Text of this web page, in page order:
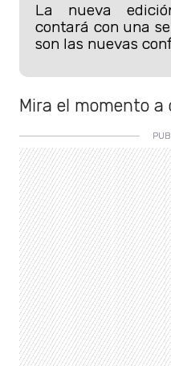
La nueva
contará con una
son las nuevas
Mira el momento